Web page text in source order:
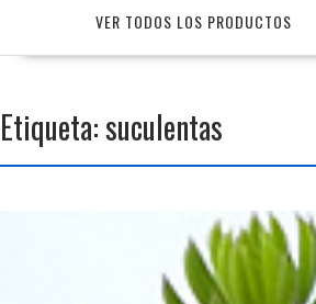
VER TODOS LOS PRODUCTOS
Etiqueta:suculentas